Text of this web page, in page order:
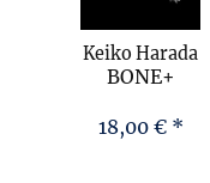
Keiko Harada
BONE+
18,00 € *